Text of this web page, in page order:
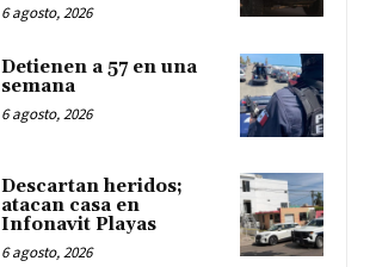
6 agosto, 2026
Detienen a 57 en una
semana
6 agosto, 2026
Descartan heridos;
atacan casa en
Infonavit Playas
6 agosto, 2026